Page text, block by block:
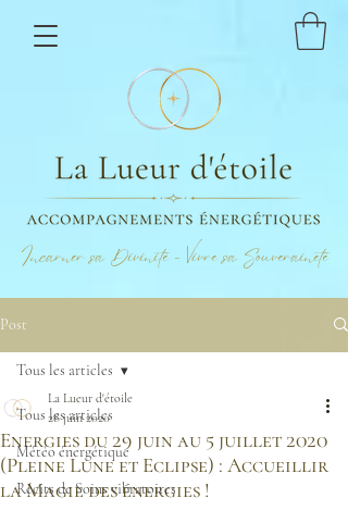
Incarner sa Divinité - Vivre sa Souveraineté
Post
Tous les articles
Météo énergétique
Récits de Soins vibratoires
Tous les articles
Energies du 29 juin au 5 juillet 2020
(Pleine Lune et Eclipse) : Accueillir
la Magie des énergies !
La Lueur d'étoile
28 juin 2020